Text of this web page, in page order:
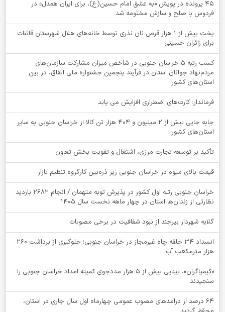
۴۵ پرونده در پویش «به عشق امام حسین(ع)، برای ایران همدل» در
فردوس با صلح و سازش مختومه شد
پخت بیش از 1 هزار قرص نان نذری توسط خانه‌های هلال شهرستان قائنات
برای زائران حسینی
کسب رتبه ۵ خراسان جنوبی در شاخص میزان مشارکت سازمان‌های
مردم‌نهاد جوانان استان در فرآیند پنجمین جشنواره ملی اتفاق، در بین
استان‌های کشور
فرماندار: کارت‌های اضطراری افزایش می یابد
جابه جایی بیش از 2 میلیون و 404 هزار تن کالا از خراسان جنوبی به سایر
استان‌های کشور
تأکید بر توسعه تجارت مرزی، اشتغال و تقویت بخش تعاون
قیمت بالای میوه در خراسان جنوبی زیر ذره‌بین کارگروه تنظیم بازار
خراسان جنوبی رتبه اول کشور در پذیرش توبه متهمان / انجام ۲۶۸۲ بازدید
نظارتی از زندان‌ها استان در چهار ماهه نخست سال 1405
گلایه شهردار بیرجند از نبود شفافیت در برخی مصوبات
انسداد ۳۴ حلقه چاه غیرمجاز در خراسان جنوبی؛ جلوگیری از برداشت ۲۶۰
هزار مترمکعب آب
«کیمیاگران»، بینایی بیش از ۵ هزار مددجوی کمیته امداد خراسان جنوبی را
سنجیدند
64 درصد از درآمدهای مصوب عمومی چهارماه اول سال جاری در استان،